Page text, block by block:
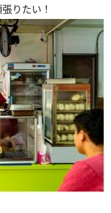
りたい！